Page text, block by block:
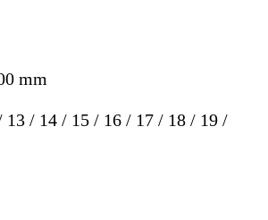
mm
13 / 14 / 15 / 16 / 17 / 18 / 19 /